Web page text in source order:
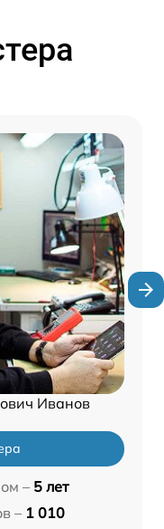
Иванов
– 5 лет
– 1 010